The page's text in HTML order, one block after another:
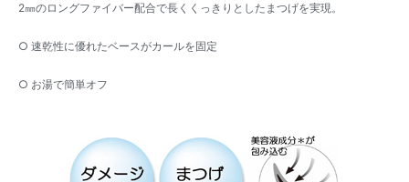
2㎜のロングファイバー配合で長くくっきりとしたまつげを実現。
○ 速乾性に優れたベースがカールを固定
○ お湯で簡単オフ